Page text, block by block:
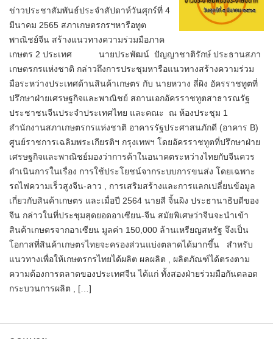
Search
for:
ข่าวประชาสัมพันธ์ประจำสัปดาห์วันศุกร์ที่ 4
มีนาคม 2565 สภาเกษตรกรฯหารือทูต
พาณิชย์จีน สร้างแนวทางความร่วมมือภาค
เกษตร 2 ประเทศ นายประพัฒน์ ปัญญาชาติรักษ์ ประธานสภา
เกษตรกรแห่งชาติ กล่าวถึงการประชุมหารือแนวทางสร้างความร่วม
มือระหว่างประเทศด้านสินค้าเกษตร กับ นายหวาง ลี่ผิง อัครราชทูตที่
ปรึกษาฝ่ายเศรษฐกิจและพาณิชย์ สถานเอกอัครราชทูตสาธารณรัฐ
ประชาชนจีนประจำประเทศไทย และคณะ ณ ห้องประชุม 1
สำนักงานสภาเกษตรกรแห่งชาติ อาคารรัฐประศาสนภักดี (อาคาร B)
ศูนย์ราชการเฉลิมพระเกียรติฯ กรุงเทพฯ โดยอัครราชทูตที่ปรึกษาฝ่าย
เศรษฐกิจและพาณิชย์มองว่าการค้าในอนาคตระหว่างไทยกับจีนควร
ดำเนินการในเรื่อง การใช้ประโยชน์จากระบบการขนส่ง โดยเฉพาะ
รถไฟความเร็วสูงจีน-ลาว , การเสริมสร้างและการแลกเปลี่ยนข้อมูล
เกี่ยวกับสินค้าเกษตร และเมื่อปี 2564 นายสี จิ้นผิง ประธานาธิบดีของ
จีน กล่าวในที่ประชุมสุดยอดอาเซียน-จีน สมัยพิเศษว่าจีนจะนำเข้า
สินค้าเกษตรจากอาเซียน มูลค่า 150,000 ล้านเหรียญสหรัฐ จึงเป็น
โอกาสที่สินค้าเกษตรไทยจะครองส่วนแบ่งตลาดได้มากขึ้น สำหรับ
แนวทางเพื่อให้เกษตรกรไทยได้ผลิต ผลผลิต , ผลิตภัณฑ์ได้ตรงตาม
ความต้องการตลาดของประเทศจีน ได้แก่ ทั้งสองฝ่ายร่วมมือกันตลอด
กระบวนการผลิต , […]